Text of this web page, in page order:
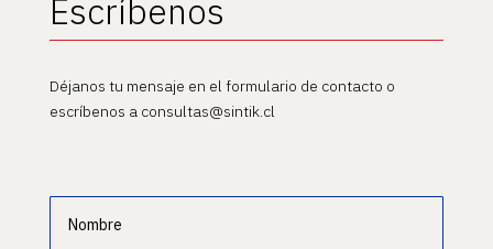
Escríbenos
Déjanos tu mensaje en el formulario de contacto o
escríbenos a consultas@sintik.cl